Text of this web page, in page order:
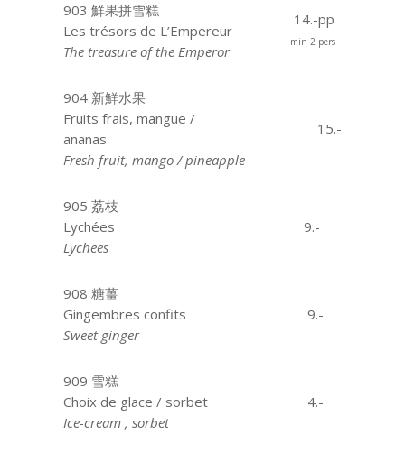
903 鮮果拼雪糕
Les trésors de L’Empereur
The treasure of the Emperor
14.-pp
min 2 pers
904 新鮮水果
Fruits frais, mangue /
ananas
Fresh fruit, mango / pineapple
15.-
905 荔枝
Lychées
Lychees
9.-
908 糖薑
Gingembres confits
Sweet ginger
9.-
909 雪糕
Choix de glace / sorbet
Ice-cream , sorbet
4.-